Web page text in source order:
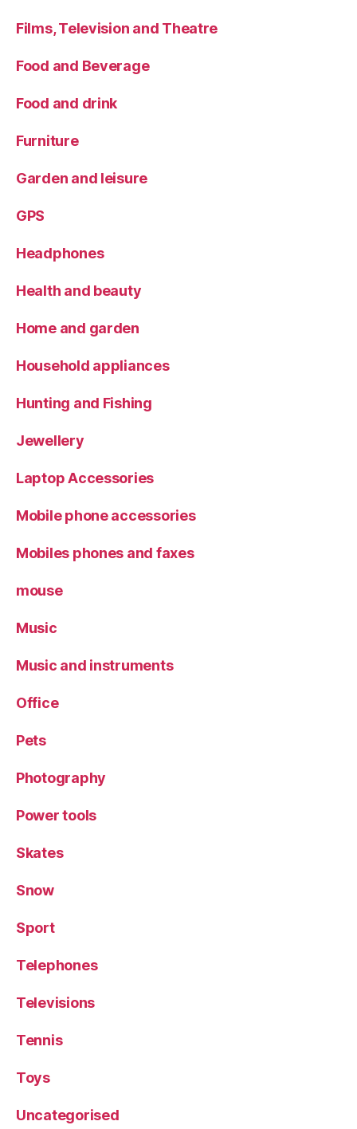
Films, Television and Theatre
Food and Beverage
Food and drink
Furniture
Garden and leisure
GPS
Headphones
Health and beauty
Home and garden
Household appliances
Hunting and Fishing
Jewellery
Laptop Accessories
Mobile phone accessories
Mobiles phones and faxes
mouse
Music
Music and instruments
Office
Pets
Photography
Power tools
Skates
Snow
Sport
Telephones
Televisions
Tennis
Toys
Uncategorised